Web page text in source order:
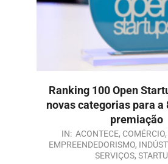
Ranking 100 Open
novas categorias para a
premiação
IN: ACONTECE, COMÉRCIO,
EMPREENDEDORISMO,
SERVIÇOS,